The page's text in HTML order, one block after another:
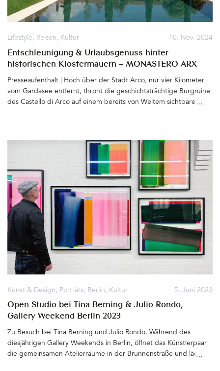
Horizont, wie das einst zu den modernsten Volksbädern seiner
Zeit zählende Gebäude und überdies ein architektonisches Juwel,
wieder der Öffentlichkeit zugänglich gemacht werden kann. Es
10. Nov. 2024
Lifestyle, Reisen, Kultur
Entschleunigung & Urlaubsgenuss hinter
historischen Klostermauern – MONASTERO ARX
VIVENDI, Arco, Gardasee
Presseaufenthalt | Hoch über der Stadt Arco, nur vier Kilometer
vom Gardasee entfernt, thront die geschichtsträchtige Burgruine
des Castello di Arco auf einem bereits von Weitem sichtbaren
Arco, das sich im Halbkreis um den Felsen zu legen scheint, ist
fantastisch. Von der Altstadt ist die Aussicht auf die Ruine nicht
weniger eindrucksvoll. Bereits Albrecht Dürer malte das Castello
aus dieser Perspektive.Genau genommen müsste er (im 15.
Jahrhundert) etwa dort seine Staffelei aufgestellt haben, wo
zweihundert Jahre später (1689) das Kloster der Dienerinnen
Marias erbaut wurde. Ein Ort der Ruhe und des Rückzugs aus
dem weltlichen Leben. Umgeben von hohen Mauern, hinter
denen sich die Burg erhebt. Diesen Dürer-Moment haben heute
die Gäste des 2021 eröffneten MONASTERO ARX VIVENDI. Wo
die Nonnen früher Obst und Gemüse anbauten, befinden sich
heute Hotelterrasse, Pool mit gemütlichen Liegen zwischen
Palmen, Granatapfelbäumen und Zypressen und das moderne
Spa-Gebäude. Die Burg immer im Blick&hellip
5. Juni 2023
Kunst & Design, Porträts, Berlin, Kultur
Open Studio bei Tina Berning & Julio Rondo,
Gallery Weekend Berlin 2023
Zu Besuch bei Tina Berning und Julio Rondo. Während des
diesjährigen Gallery Weekends in Berlin, öffnet das Künstlerpaar
die gemeinsamen Atelierräume in der Brunnenstraße und lädt,